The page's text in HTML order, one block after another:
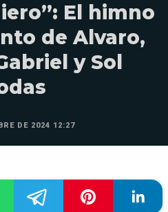
El himno
de Alvaro,
y Sol
DE 2024 12:27